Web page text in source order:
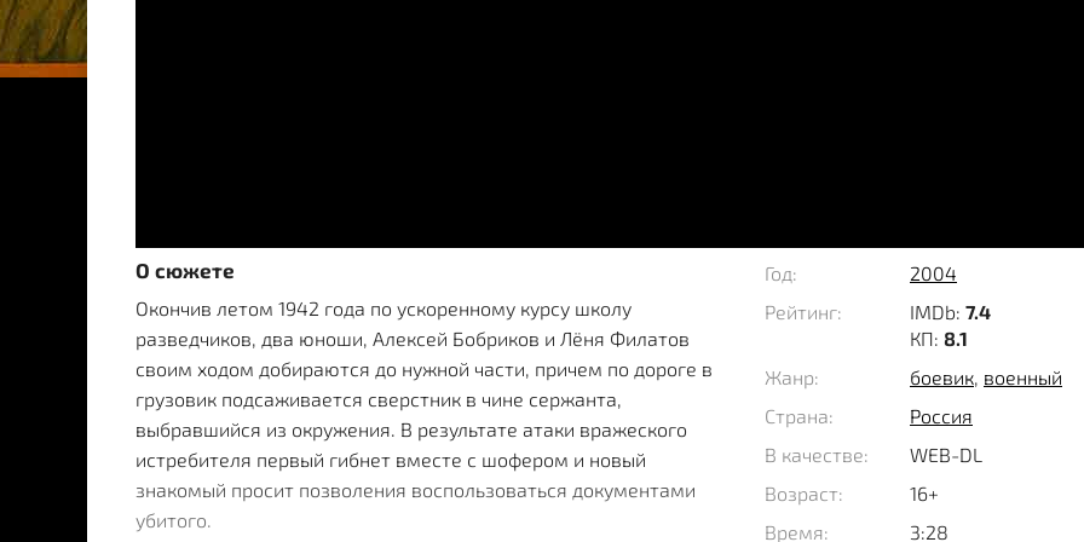
О сюжете
Окончив летом 1942 года по ускоренному курсу школу
разведчиков, два юноши, Алексей Бобриков и Лёня Филатов
своим ходом добираются до нужной части, причем по дороге в
грузовик подсаживается сверстник в чине сержанта,
выбравшийся из окружения. В результате атаки вражеского
истребителя первый гибнет вместе с шофером и новый
знакомый просит позволения воспользоваться документами
убитого.
Год:
2004
Рейтинг:
IMDb: 7.4
КП: 8.1
Жанр:
боевик, военный
Страна:
Россия
В качестве:
WEB-DL
Возраст:
16+
Время:
3:28